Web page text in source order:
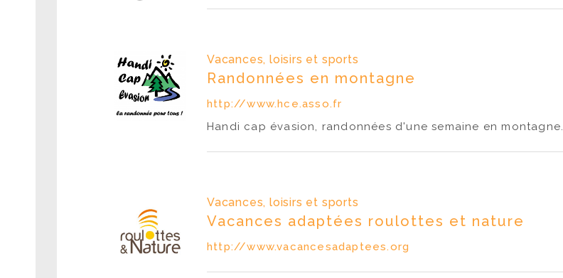
Vacances, loisirs et sports
Randonnées en montagne
http://www.hce.asso.fr
Handi cap évasion, randonnées d'une semaine en montagne.
Vacances, loisirs et sports
Vacances adaptées roulottes et nature
http://www.vacancesadaptees.org